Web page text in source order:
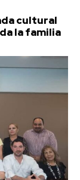
cultural
la familia